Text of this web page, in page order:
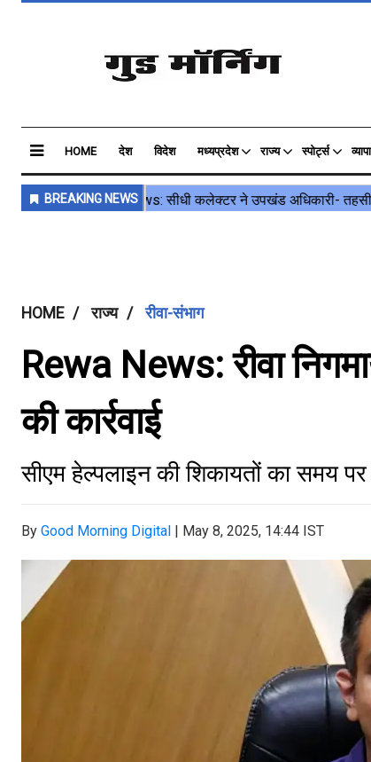
HOME देश विदेश मध्यप्रदेश राज्य स्पोर्ट्स
HOME राज्य रीवा-संभाग
Rewa News: रीवा
की कार्रवाई
सीएम हेल्पलाइन की शिकायतों का समय
By Good Morning Digital | May 8, 2025, 14:44 IST